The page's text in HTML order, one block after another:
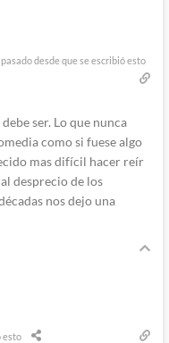
pasado desde que se escribió esto
ser. Lo que nunca
como si fuese algo
mas difícil hacer reír
desprecio de los
nos dejo una
esto